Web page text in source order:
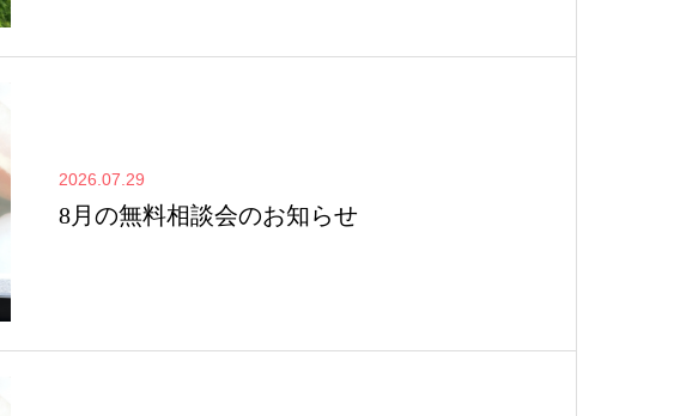
2026.07.29
8月の無料相談会のお知らせ